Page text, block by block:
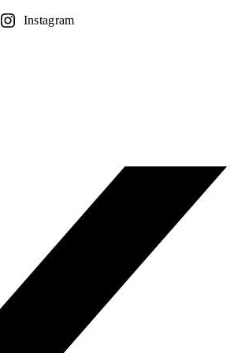
Instagram